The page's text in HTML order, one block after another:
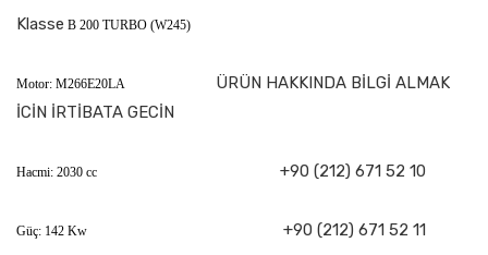
Klasse B 200 TURBO (W245)
Motor: M266E20LA ÜRÜN HAKKINDA BİLGİ ALMAK
İCİN İRTİBATA GECİN
​​Hacmi: 2030 cc +90 (212) 671 52 10
Güç: 142 Kw +90 (212) 671 52 11